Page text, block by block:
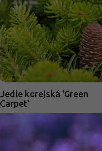
Jedle korejská 'Green
Carpet'
Abies koreana 'Green Carpet'
Skladem - přeprava naším autem